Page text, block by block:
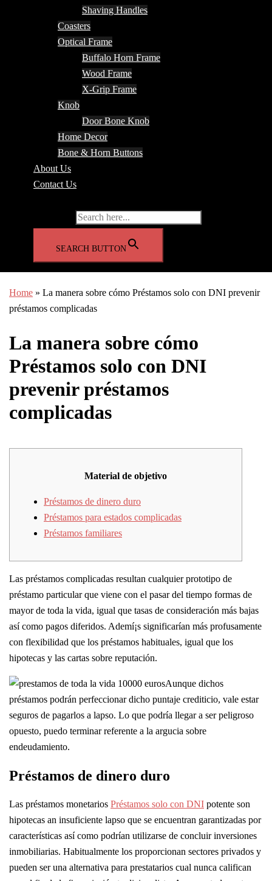
Shaving Handles
Coasters
Optical Frame
Buffalo Horn Frame
Wood Frame
X-Grip Frame
Knob
Door Bone Knob
Home Decor
Bone & Horn Buttons
About Us
Contact Us
SEARCH BUTTON
Home » La manera sobre cómo Préstamos solo con DNI prevenir
préstamos complicadas
La manera sobre cómo
Préstamos solo con DNI
prevenir préstamos
complicadas
Material de objetivo
Préstamos de dinero duro
Préstamos para estados complicadas
Préstamos familiares
Las préstamos complicadas resultan cualquier prototipo de
préstamo particular que viene con el pasar del tiempo formas de
mayor de toda la vida, igual que tasas de consideración más bajas
así­ como pagos diferidos. Ademí¡s significarían más profusamente
con flexibilidad que los préstamos habituales, igual que los
hipotecas y las cartas sobre reputación.
Aunque dichos
préstamos podrán perfeccionar dicho puntaje crediticio, vale estar
seguros de pagarlos a lapso. Lo que podrí­a llegar a ser peligroso
opuesto, puedo terminar referente a la argucia sobre
endeudamiento.
Préstamos de dinero duro
Las préstamos monetarios Préstamos solo con DNI potente son
hipotecas an insuficiente lapso que se encuentran garantizadas por
características así­ como podrían utilizarse de concluir inversiones
inmobiliarias. Habitualmente los proporcionan sectores privados y
pueden ser una alternativa para prestatarios cual nunca califican